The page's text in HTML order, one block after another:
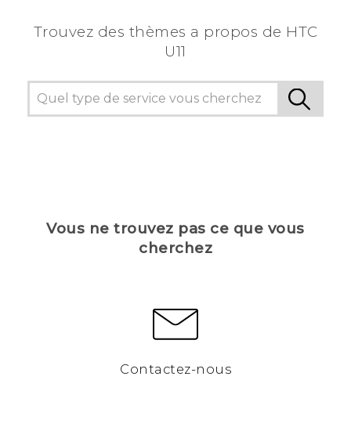
Trouvez des thèmes a propos de HTC
U11
Vous ne trouvez pas ce que vous
cherchez
Contactez-nous